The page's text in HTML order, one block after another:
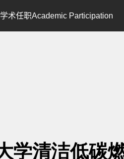
学术任职Academic Participation